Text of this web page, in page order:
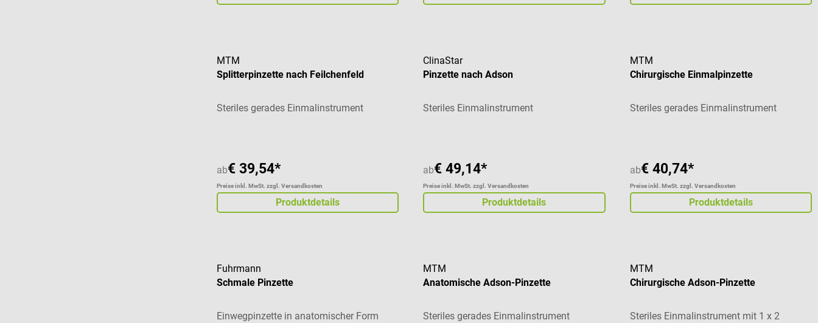
MTM
Splitterpinzette nach Feilchenfeld
Steriles gerades Einmalinstrument
ab€ 39,54*
Preise inkl. MwSt. zzgl. Versandkosten
Produktdetails
ClinaStar
Pinzette nach Adson
Steriles Einmalinstrument
ab€ 49,14*
Preise inkl. MwSt. zzgl. Versandkosten
Produktdetails
MTM
Chirurgische Einmalpinzette
Steriles gerades Einmalinstrument
ab€ 40,74*
Preise inkl. MwSt. zzgl. Versandkosten
Produktdetails
Fuhrmann
Schmale Pinzette
Einwegpinzette in anatomischer Form
MTM
Anatomische Adson-Pinzette
Steriles gerades Einmalinstrument
MTM
Chirurgische Adson-Pinzette
Steriles Einmalinstrument mit 1 x 2